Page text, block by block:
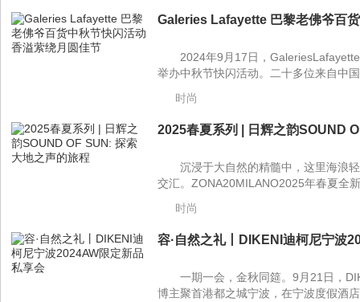
Galeries Lafayette 巴黎老佛爷百
2024年9月17日，
举办中秋节快闪活动。二十多位来自中
时尚
2025春夏系列 | 日辉之韵SOUND
沉浸于大自然的精髓中，这里海浪
交汇。ZONA20MILANO2025年春夏全
时尚
容·自然之礼丨DIKENI迪柯尼宁波
一期一会，金秋同筵。9月21日，
博主聚首港都之城宁波，在宁波度假酒